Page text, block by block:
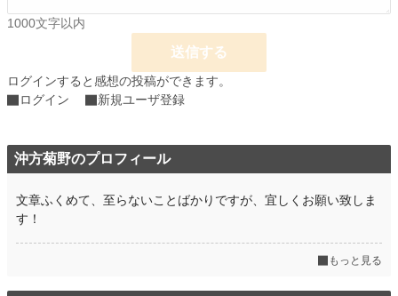
累計ポイント 16,734 pt (77,291 位)
1000文字以内
送信する
ログインすると感想の投稿ができます。
ログイン
新規ユーザ登録
沖方菊野のプロフィール
文章ふくめて、至らないことばかりですが、宜しくお願い致しま
す！
もっと見る